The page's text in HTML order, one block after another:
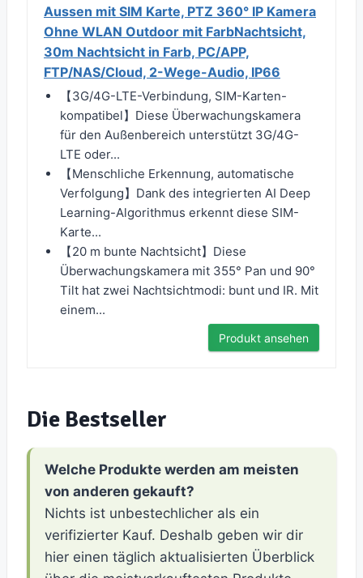
Aussen mit SIM Karte, PTZ 360° IP Kamera
Ohne WLAN Outdoor mit FarbNachtsicht,
30m Nachtsicht in Farb, PC/APP,
FTP/NAS/Cloud, 2-Wege-Audio, IP66
【3G/4G-LTE-Verbindung, SIM-Karten-
kompatibel】Diese Überwachungskamera
für den Außenbereich unterstützt 3G/4G-
LTE oder...
【Menschliche Erkennung, automatische
Verfolgung】Dank des integrierten AI Deep
Learning-Algorithmus erkennt diese SIM-
Karte...
【20 m bunte Nachtsicht】Diese
Überwachungskamera mit 355° Pan und 90°
Tilt hat zwei Nachtsichtmodi: bunt und IR. Mit
einem...
Produkt ansehen
Die Bestseller
Welche Produkte werden am meisten
von anderen gekauft?
Nichts ist unbestechlicher als ein
verifizierter Kauf. Deshalb geben wir dir
hier einen täglich aktualisierten Überblick